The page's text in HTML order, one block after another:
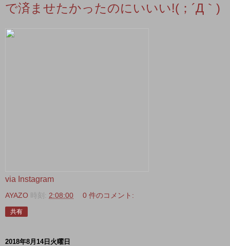
で済ませたかったのにいいい!(；´Д｀)
via Instagram
AYAZO 時刻: 2:08:00 0 件のコメント:
共有
2018年8月14日火曜日